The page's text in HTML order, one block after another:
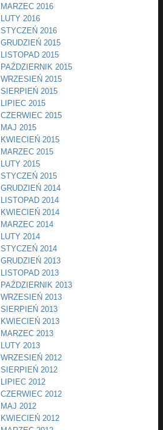
MARZEC 2016
LUTY 2016
STYCZEŃ 2016
GRUDZIEŃ 2015
LISTOPAD 2015
PAŹDZIERNIK 2015
WRZESIEŃ 2015
SIERPIEŃ 2015
LIPIEC 2015
CZERWIEC 2015
MAJ 2015
KWIECIEŃ 2015
MARZEC 2015
LUTY 2015
STYCZEŃ 2015
GRUDZIEŃ 2014
LISTOPAD 2014
KWIECIEŃ 2014
MARZEC 2014
LUTY 2014
STYCZEŃ 2014
GRUDZIEŃ 2013
LISTOPAD 2013
PAŹDZIERNIK 2013
WRZESIEŃ 2013
SIERPIEŃ 2013
KWIECIEŃ 2013
MARZEC 2013
LUTY 2013
WRZESIEŃ 2012
SIERPIEŃ 2012
LIPIEC 2012
CZERWIEC 2012
MAJ 2012
KWIECIEŃ 2012